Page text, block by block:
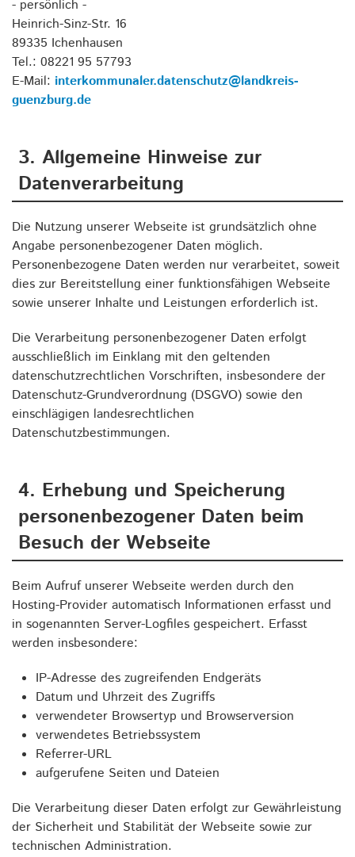
- persönlich -
Heinrich-Sinz-Str. 16
89335 Ichenhausen
Tel.: 08221 95 57793
E-Mail: interkommunaler.datenschutz@landkreis-
guenzburg.de
3. Allgemeine Hinweise zur
Datenverarbeitung
Die Nutzung unserer Webseite ist grundsätzlich ohne
Angabe personenbezogener Daten möglich.
Personenbezogene Daten werden nur verarbeitet, soweit
dies zur Bereitstellung einer funktionsfähigen Webseite
sowie unserer Inhalte und Leistungen erforderlich ist.
Die Verarbeitung personenbezogener Daten erfolgt
ausschließlich im Einklang mit den geltenden
datenschutzrechtlichen Vorschriften, insbesondere der
Datenschutz-Grundverordnung (DSGVO) sowie den
einschlägigen landesrechtlichen
Datenschutzbestimmungen.
4. Erhebung und Speicherung
personenbezogener Daten beim
Besuch der Webseite
Beim Aufruf unserer Webseite werden durch den
Hosting-Provider automatisch Informationen erfasst und
in sogenannten Server-Logfiles gespeichert. Erfasst
werden insbesondere:
IP-Adresse des zugreifenden Endgeräts
Datum und Uhrzeit des Zugriffs
verwendeter Browsertyp und Browserversion
verwendetes Betriebssystem
Referrer-URL
aufgerufene Seiten und Dateien
Die Verarbeitung dieser Daten erfolgt zur Gewährleistung
der Sicherheit und Stabilität der Webseite sowie zur
technischen Administration.